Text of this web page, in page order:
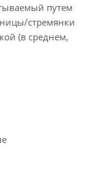
путем
стремянки
(в среднем,